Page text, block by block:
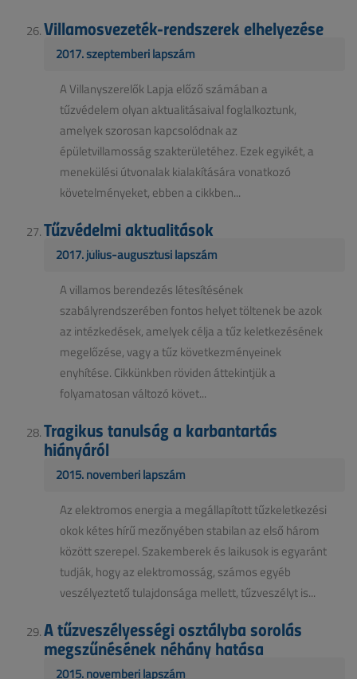
Villamosvezeték-rendszerek elhelyezése
2017. szeptemberi lapszám
A Villanyszerelők Lapja előző számában a
tűzvédelem olyan aktualitásaival foglalkoztunk,
amelyek szorosan kapcsolódnak az
épületvillamosság szakterületéhez. Ezek egyikét, a
menekülési útvonalak kialakítására vonatkozó
követelményeket, ebben a cikkben...
Tűzvédelmi aktualitások
2017. július-augusztusi lapszám
A villamos berendezés létesítésének
szabályrendszerében fontos helyet töltenek be azok
az intézkedések, amelyek célja a tűz keletkezésének
megelőzése, vagy a tűz következményeinek
enyhítése. Cikkünkben röviden áttekintjük a
folyamatosan változó követ...
Tragikus tanulság a karbantartás
hiányáról
2015. novemberi lapszám
Az elektromos energia a megállapított tűzkeletkezési
okok kétes hírű mezőnyében stabilan az első három
között szerepel. Szakemberek és laikusok is egyaránt
tudják, hogy az elektromosság, számos egyéb
veszélyeztető tulajdonsága mellett, tűzveszélyt is...
A tűzveszélyességi osztályba sorolás
megszűnésének néhány hatása
2015. novemberi lapszám